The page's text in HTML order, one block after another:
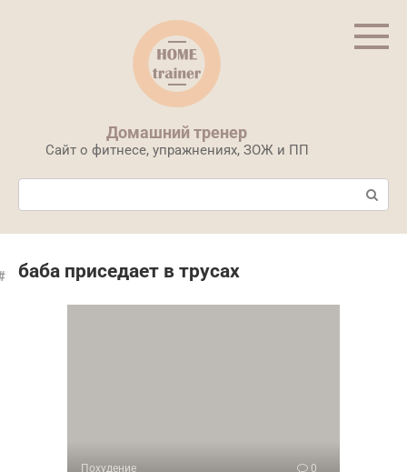
Домашний тренер
Сайт о фитнесе, упражнениях, ЗОЖ и ПП
Поиск:
баба приседает в трусах
Похудение 0